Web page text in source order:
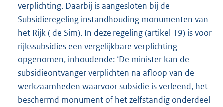
verplichting. Daarbij is aangesloten bij de
Subsidieregeling instandhouding monumenten van
het Rijk ( de Sim). In deze regeling (artikel 19) is voor
rijkssubsidies een vergelijkbare verplichting
opgenomen, inhoudende: ‘De minister kan de
subsidieontvanger verplichten na afloop van de
werkzaamheden waarvoor subsidie is verleend, het
beschermd monument of het zelfstandig onderdeel